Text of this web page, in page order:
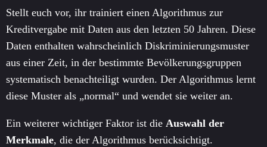
Stellt euch vor, ihr trainiert einen Algorithmus zur
Kreditvergabe mit Daten aus den letzten 50 Jahren. Diese
Daten enthalten wahrscheinlich Diskriminierungsmuster
aus einer Zeit, in der bestimmte Bevölkerungsgruppen
systematisch benachteiligt wurden. Der Algorithmus lernt
diese Muster als „normal“ und wendet sie weiter an.
Ein weiterer wichtiger Faktor ist die Auswahl der
Merkmale, die der Algorithmus berücksichtigt.